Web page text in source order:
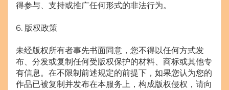
得参与、支持或推广任何形式的非法行为。
6. 版权政策
未经版权所有者事先书面同意，您不得以任何方式发
布、分发或复制任何受版权保护的材料、商标或其他专
有信息。在不限制前述规定的前提下，如果您认为您的
作品已被复制并发布在本服务上，构成版权侵权，请向